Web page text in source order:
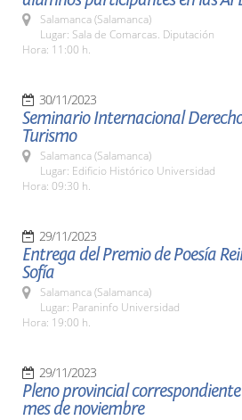
Salamanca (Salamanca)
Lugar: Sala de Comarcas. Diputación
Hora: 11:00 h.
30/11/2023
Seminario Internacional
Turismo
Salamanca (Salamanca)
Lugar: Edificio Histórico Universidad
Hora: 09:30 h.
29/11/2023
Entrega del Premio de Poesía
Sofía
Salamanca (Salamanca)
Lugar: Paraninfo Universidad
Hora: 19:00 h.
29/11/2023
Pleno provincial
mes de noviembre